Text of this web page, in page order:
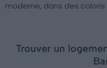
moderne, dans des
Trouver un